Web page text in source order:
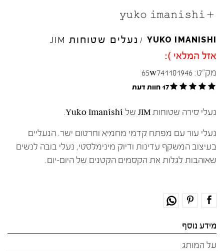
YUKO IMANISHI
/ נעלים שטוחות JIM
אזל המלאי ):
מק"ט: 65w741101946
17 חוות דעת
נעלי סירה שטוחות JIM של Yuko Imanishi.
נעלי עור עם מפתח קדמי מחמיא וחרטום ישר. הנעליים
בעיצוב המשקף עדינות ודיוק מינימלסטי, נעלי בובה לנשים
שאוהבות לגלות את הקסמים הקטנים של היום-יום.
מידע נוסף
על המותג